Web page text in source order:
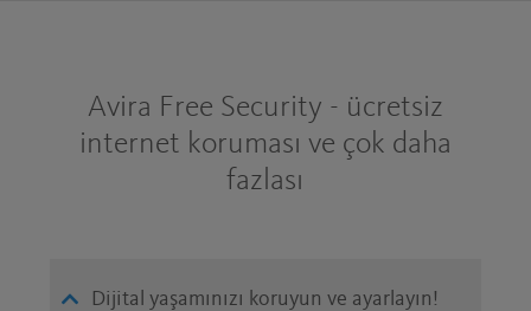
Avira Free Security - ücretsiz
internet koruması ve çok daha
fazlası
Dijital yaşamınızı koruyun ve ayarlayın!